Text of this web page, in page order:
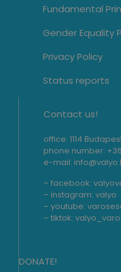
Fundamental
Gender Equality
Privacy Policy
Status reports
Contact us!
office: 1114
phone number:
e-mail:
– facebook:
– instagram: valyo
– youtube:
– tiktok:
DONATE!